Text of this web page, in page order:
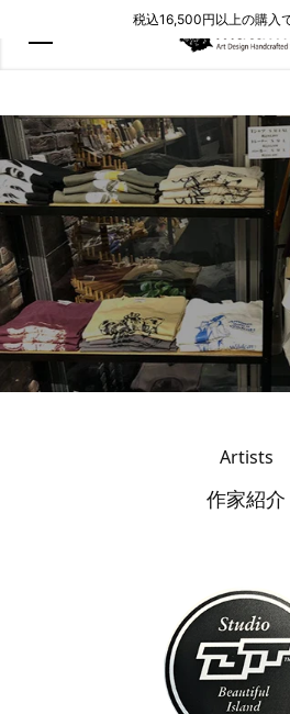
税込16,500円以上の購入
Artists
作家紹介